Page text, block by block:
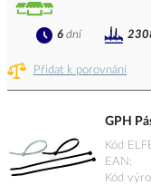
Přidat k porovnání
6 dní
GPH
Kód
EAN
Kód